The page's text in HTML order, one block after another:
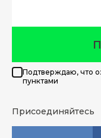
Подтверждаю, что
пунктами
Присоединяйтесь